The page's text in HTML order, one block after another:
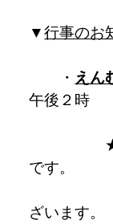
▼行事のお
・ えん
午後２時
★えんむ
です。
「縁の
ざいます。